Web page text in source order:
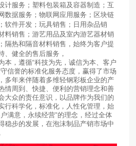
计服务；塑料包装箱及容器制造；互
数据服务；物联网应用服务；区块链
软件开发；玩具销售；日用杂品销
料销售；游艺用品及室内游艺器材销
隔热和隔音材料销售，始终为客户提
、健全的售后服务，
，遵循“科技为先，诚信为本、客户
信誉的标准化服务态度，赢得了市场
多年来伴随着多维轻钢彩板企业的产
情周到、快捷、便利的营销理念和善
大众的责任意识，以品牌作为我们的
行科学化，标准化，人性化管理，始
满意，永续经营”的理念，经过全体
稳步的发展，在泡沫制品产销市场中